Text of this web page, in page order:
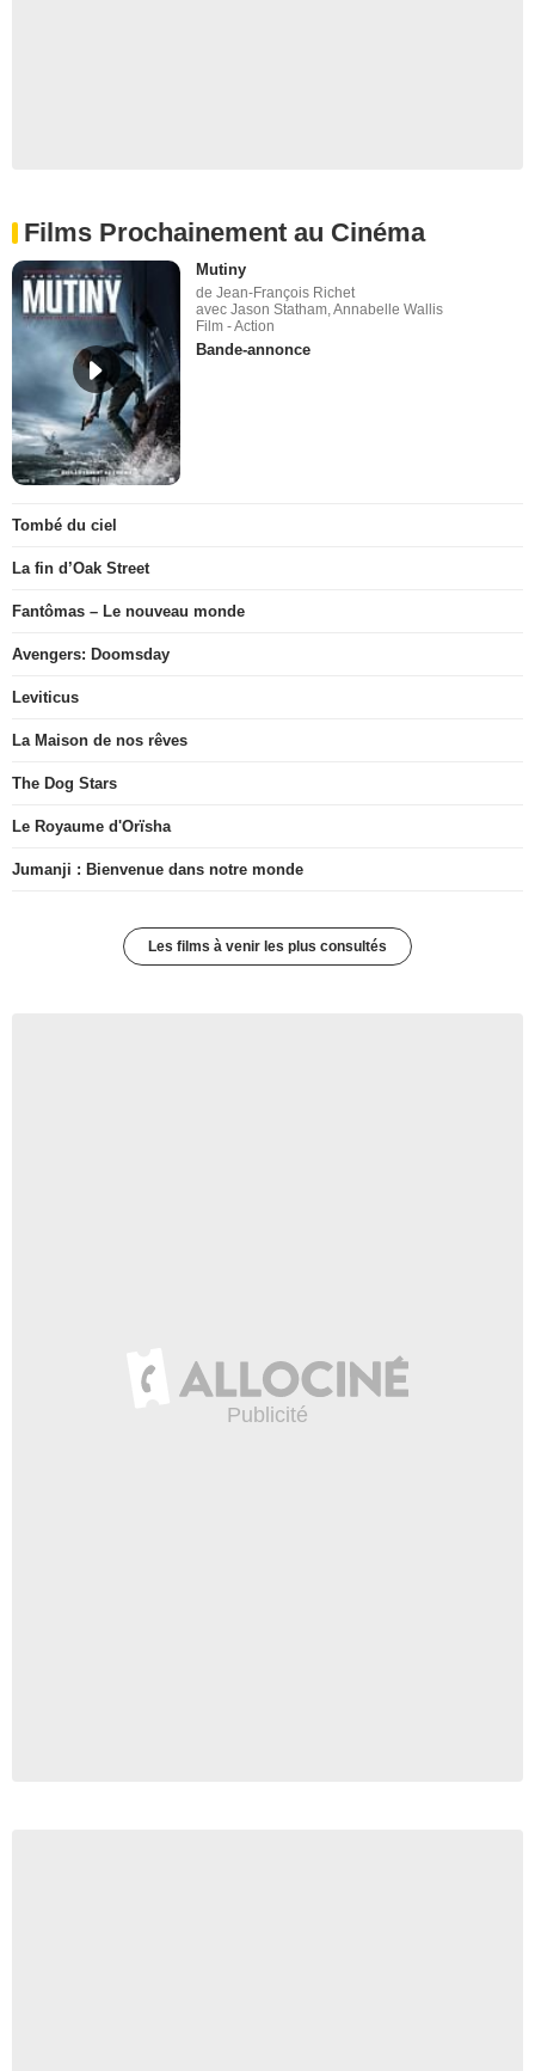
Films Prochainement au Cinéma
Mutiny
de Jean-François Richet
avec Jason Statham, Annabelle Wallis
Film - Action
Bande-annonce
Tombé du ciel
La fin d’Oak Street
Fantômas – Le nouveau monde
Avengers: Doomsday
Leviticus
La Maison de nos rêves
The Dog Stars
Le Royaume d'Orïsha
Jumanji : Bienvenue dans notre monde
Les films à venir les plus consultés